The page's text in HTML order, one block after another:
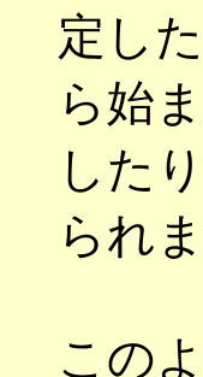
定し
ら始
した
られ
この